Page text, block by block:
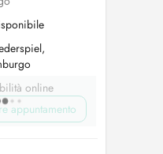
online
appuntamento